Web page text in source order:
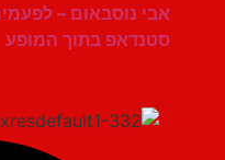
אבי נוסבאום – לפעמים
סטנדאפ בתוך המופע